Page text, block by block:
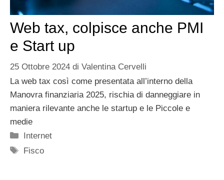
Web tax, colpisce anche PMI
e Start up
25 Ottobre 2024 di Valentina Cervelli
La web tax così come presentata all’interno della
Manovra finanziaria 2025, rischia di danneggiare in
maniera rilevante anche le startup e le Piccole e
medie
Categorie
Internet
Tag
Fisco